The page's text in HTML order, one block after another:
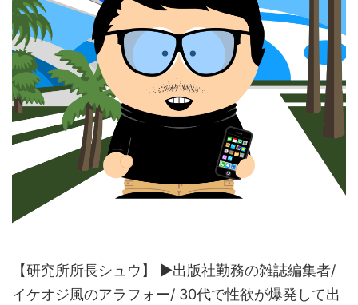
【研究所所長シュウ】 ▶︎出版社勤務の雑誌編集者/
イケオジ風のアラフォー/ 30代で性欲が爆発して出